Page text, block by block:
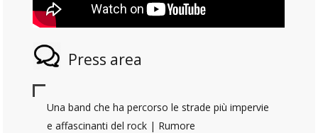
Press area
Una band che ha percorso le strade più impervie
e affascinanti del rock | Rumore